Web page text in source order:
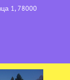
1, 78000